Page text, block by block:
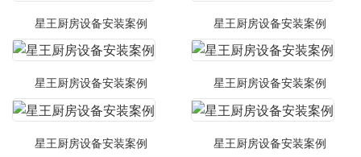
星王厨房设备安装案例 星王厨房设备安装案例
星王厨房设备安装案例 星王厨房设备安装案例
星王厨房设备安装案例 星王厨房设备安装案例